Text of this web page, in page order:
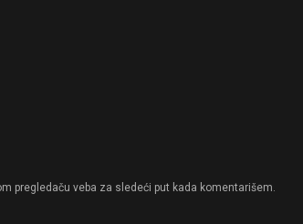
pregledaču veba za sledeći put kada komentarišem.